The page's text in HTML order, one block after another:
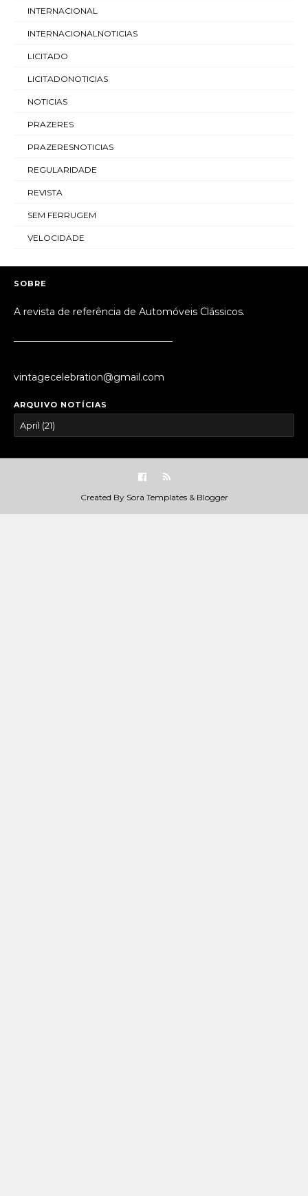
INTERNACIONAL
INTERNACIONALNOTICIAS
LICITADO
LICITADONOTICIAS
NOTICIAS
PRAZERES
PRAZERESNOTICIAS
REGULARIDADE
REVISTA
SEM FERRUGEM
VELOCIDADE
SOBRE
A revista de referência de Automóveis Clássicos.
vintagecelebration@gmail.com
ARQUIVO NOTÍCIAS
Created By Sora Templates& Blogger